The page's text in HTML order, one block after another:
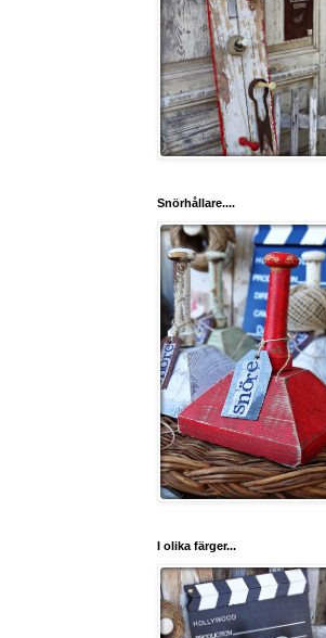
Snörhållare....
I olika färger...